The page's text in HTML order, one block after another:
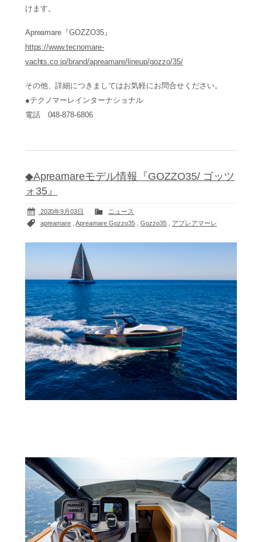
けます。
Apreamare『GOZZO35』
https://www.tecnomare-
yachts.co.jp/brand/apreamare/lineup/gozzo/35/
その他、詳細につきましてはお気軽にお問合せください。
●テクノマーレインターナショナル
電話 048-878-6806
◆Apreamareモデル情報『GOZZO35/ ゴッツ
ォ35』
2020年9月03日
ニュース
apreamare ,Apreamare Gozzo35 ,Gozzo35 アプレアマーレ